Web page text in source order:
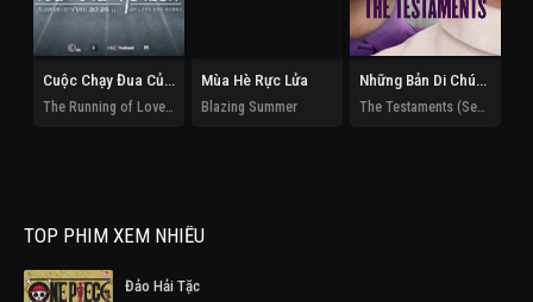
Cuộc Chạy Đua Của Tình Và Tiền Mùa Hè Rực Lửa
Blazing Summer
Những Bản Di Chúc (Phần 1)
TOP PHIM XEM NHIỀU
Đảo Hải Tặc